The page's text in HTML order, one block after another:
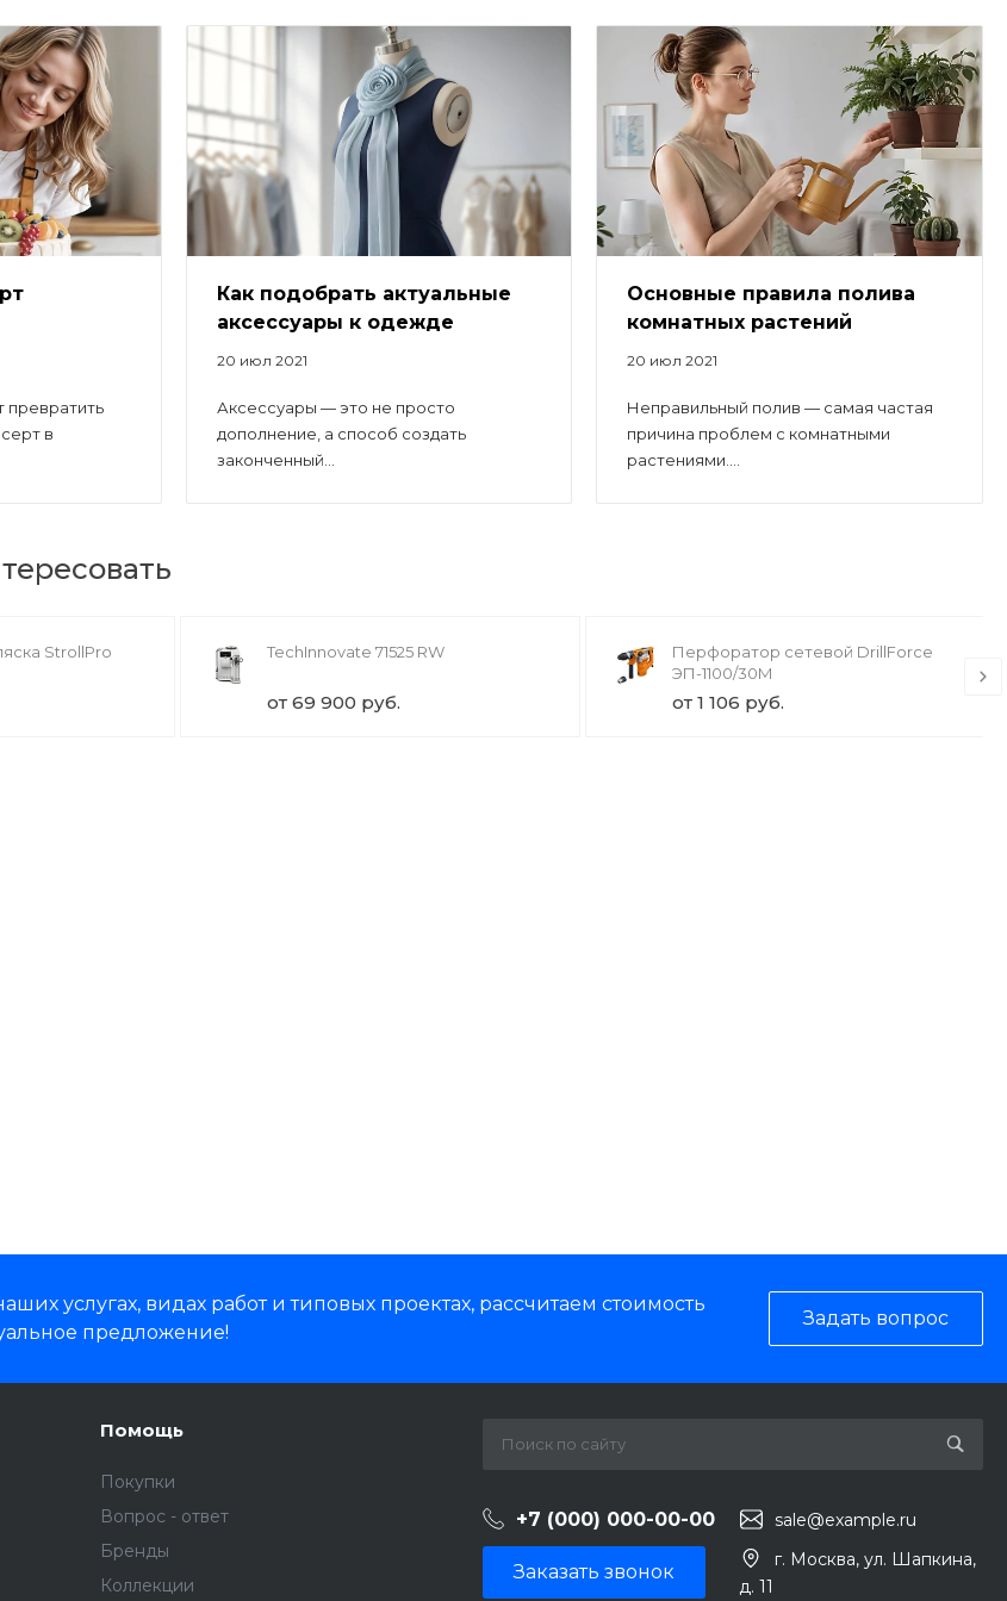
превратить
в
Как подобрать актуальные
аксессуары к одежде
20 июл 2021
Аксессуары — это не просто
дополнение, а способ создать
законченный...
Основные правила полива
комнатных растений
20 июл 2021
Неправильный полив — самая частая
причина проблем с комнатными
растениями....
StrollPro
TechInnovate 71525 RW
от 69 900 руб.
Перфоратор сетевой DrillForce
ЭП-1100/30М
от 1 106 руб.
услугах, видах работ и типовых проектах, рассчитаем стоимость
предложение!
Задать вопрос
Помощь
Покупки
Вопрос - ответ
Бренды
Коллекции
+7 (000) 000-00-00 sale@example.ru
Заказать звонок
г. Москва, ул. Шапкина,
д. 11